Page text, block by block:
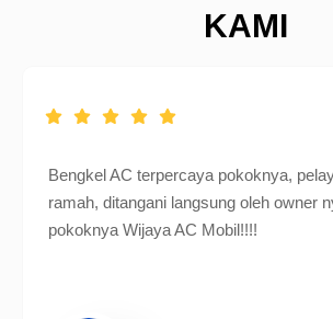
KAMI
Bengkel AC terpercaya pokoknya,
ramah, ditangani langsung oleh owner
pokoknya Wijaya AC Mobil!!!!